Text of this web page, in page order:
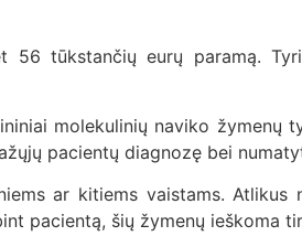
tūkstančių eurų paramą.
molekulinių naviko žymenų
pacientų diagnozę bei
ar kitiems vaistams.
pacientą, šių žymenų ieškoma